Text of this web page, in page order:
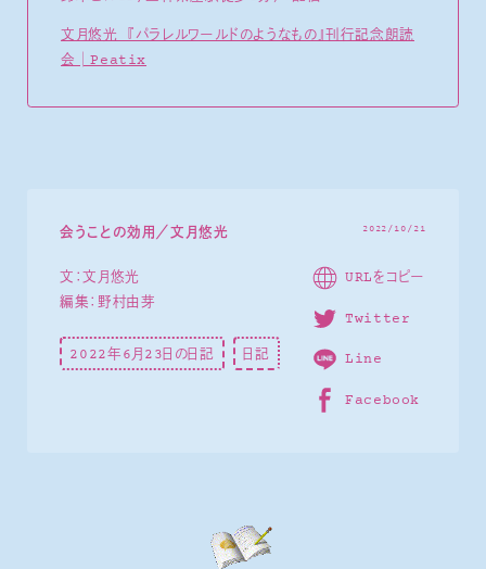
文月悠光 『パラレルワールドのようなもの』刊行記念朗読
会│Peatix
会うことの効用／文月悠光
文：文月悠光
編集：野村由芽
2022年6月23日の日記 日記
2022/10/21
URLをコピー
Twitter
Line
Facebook